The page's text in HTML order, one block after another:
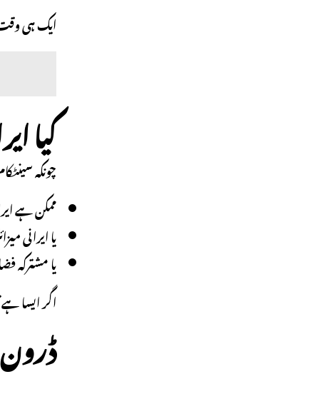
ایک ہی وقت
کیا
چونکہ
ممکن ہے
یا ایرانی
یا مشترکہ
اگر ایسا